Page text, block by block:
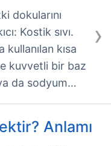
›
dokularını
Kostik sıvı.
kısa
kuvvetli bir baz
da sodyum…
Anlamı